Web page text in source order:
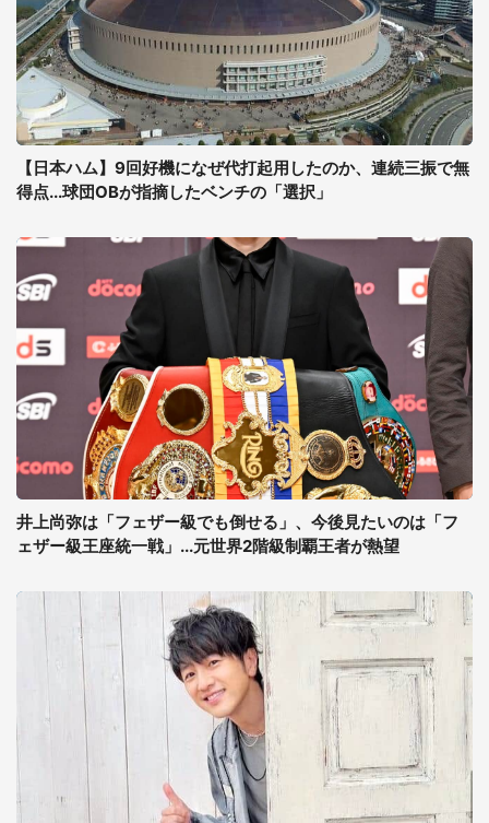
【日本ハム】9回好機になぜ代打起用したのか、連続三振で無
得点...球団OBが指摘したベンチの「選択」
井上尚弥は「フェザー級でも倒せる」、今後見たいのは「フ
ェザー級王座統一戦」...元世界2階級制覇王者が熱望